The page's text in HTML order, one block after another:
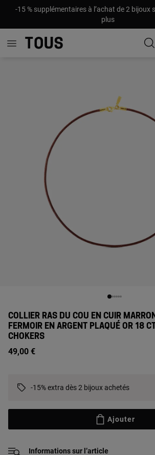
-15 % supplémentaires à l’achat de 2 bijoux
plus
COLLIER RAS DU COU EN CUIR
FERMOIR EN ARGENT PLAQUÉ OR 18
CHOKERS
49,00 €
-15% extra dès 2 bijoux achetés
Ajouter
Informations sur l’article